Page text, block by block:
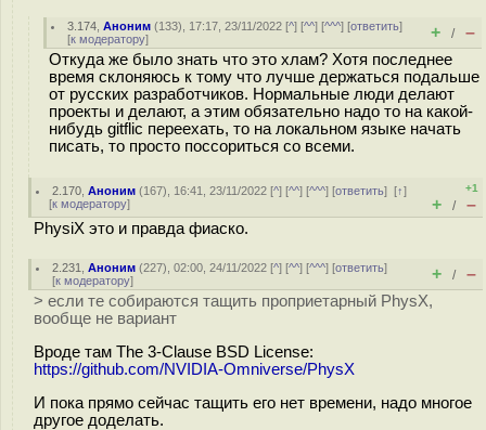
3.174 ,Аноним (133), 17:17, 23/11/2022 [^] [^^] [^^^] [ответить]
[к модератору] + / –
Откуда же было знать что это хлам? Хотя последнее
время склоняюсь к тому что лучше держаться подальше
от русских разработчиков. Нормальные люди делают
проекты и делают, а этим обязательно надо то на какой-
нибудь gitflic переехать, то на локальном языке начать
писать, то просто поссориться со всеми.
2.170 ,Аноним (167), 16:41, 23/11/2022 [^] [^^] [^^^] [ответить][↑]
[к модератору]
+1
+ / –
PhysiX это и правда фиаско.
2.231 ,Аноним (227), 02:00, 24/11/2022 [^] [^^] [^^^] [ответить]
[к модератору] + / –
> если те собираются тащить проприетарный PhysX,
вообще не вариант
Вроде там The 3-Clause BSD License:
https://github.com/NVIDIA-Omniverse/PhysX
И пока прямо сейчас тащить его нет времени, надо многое
другое доделать.